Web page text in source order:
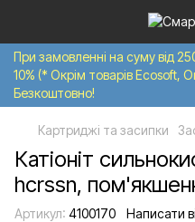
При замовленні на суму від
10% (* Окрім товарів Ecosoft,
Безкоштовно!
Картриджі та засипки
Катіоніт
hcrssn,
Артикул: 4100170 Написати